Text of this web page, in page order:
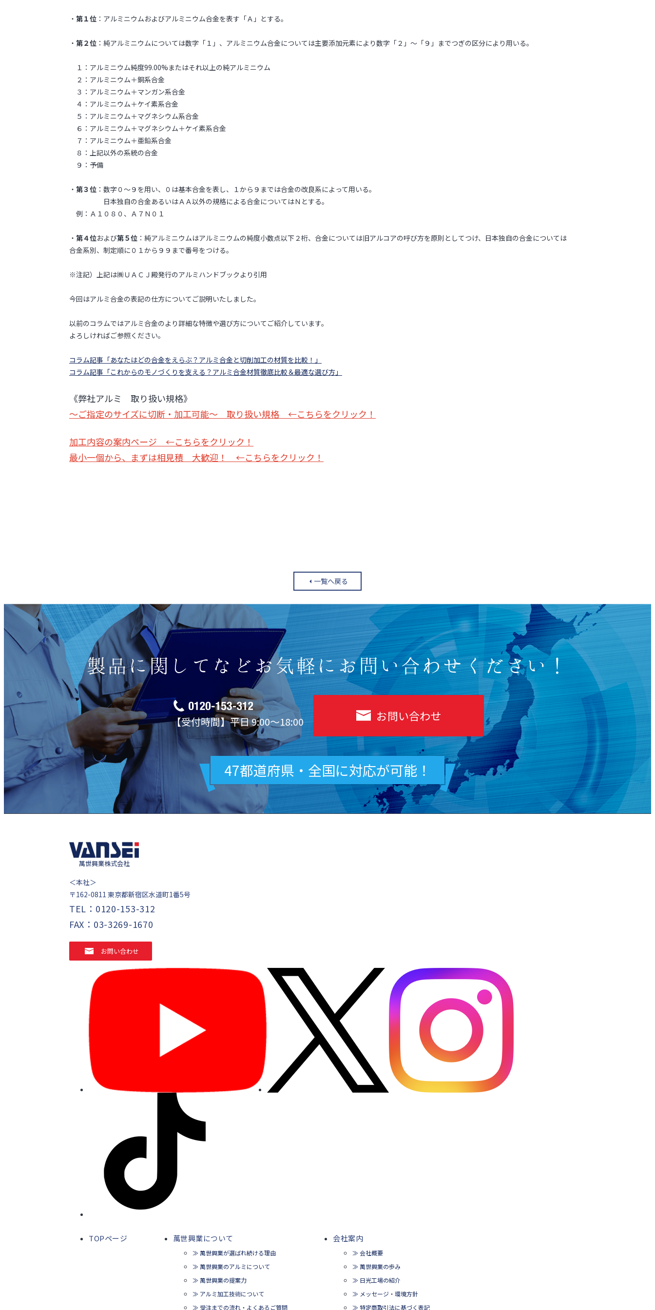
・ 第１位 ：アルミニウムおよびアルミニウム合金を表す「Ａ」とする。
・ 第２位 ：純アルミニウムについては数字「１」、アルミニウム合金については主要添加元素により数字「２」～「９」までつぎの区分により用いる。
１：アルミニウム純度99.00%またはそれ以上の純アルミニウム
２：アルミニウム＋銅系合金
３：アルミニウム＋マンガン系合金
４：アルミニウム＋ケイ素系合金
５：アルミニウム＋マグネシウム系合金
６：アルミニウム＋マグネシウム＋ケイ素系合金
７：アルミニウム＋亜鉛系合金
８：上記以外の系統の合金
９：予備
・ 第３位 ：数字０～９を用い、０は基本合金を表し、１から９までは合金の改良系によって用いる。
日本独自の合金あるいはＡＡ以外の規格による合金についてはＮとする。
例：Ａ１０８０、Ａ７Ｎ０１
・ 第４位および第５位 ：純アルミニウムはアルミニウムの純度小数点以下２桁、合金については旧アルコアの呼び方を原則としてつけ、日本独自の合金については
合金系別、制定順に０１から９９まで番号をつける。
※注記）上記は㈱ＵＡＣＪ殿発行のアルミハンドブックより引用
今回はアルミ合金の表記の仕方についてご説明いたしました。
以前のコラムではアルミ合金のより詳細な特徴や選び方についてご紹介しています。
よろしければご参照ください。
コラム記事「あなたはどの合金をえらぶ？アルミ合金と切削加工の材質を比較！」
コラム記事「これからのモノづくりを支える？アルミ合金材質徹底比較＆最適な選び方」
《弊社アルミ 取り扱い規格》
～ご指定のサイズに切断・加工可能～ 取り扱い規格 ←こちらをクリック！
加工内容の案内ページ ←こちらをクリック！
最小一個から、まずは相見積 大歓迎！ ←こちらをクリック！
一覧へ戻る
製品に関してなど お気軽にお問い合わせください！
【受付時間】平日 9:00～18:00 お問い合わせ
47都道府県・全国に対応が可能！
萬世興業株式会社
＜本社＞
〒162-0811 東京都新宿区水道町1番5号
TEL： 0120-153-312
FAX：03-3269-1670
お問い合わせ
TOPページ 萬世興業について
≫ 萬世興業が選ばれ続ける理由
≫ 萬世興業のアルミについて
≫ 萬世興業の提案力
≫ アルミ加工技術について
≫ 受注までの流れ・よくあるご質問
会社案内
≫ 会社概要
≫ 萬世興業の歩み
≫ 日光工場の紹介
≫ メッセージ・環境方針
≫ 特定商取引法に基づく表記